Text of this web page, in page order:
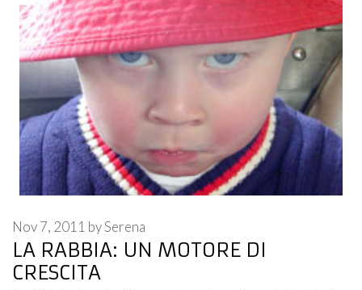
LA RABBIA: UN MOTORE DI
CRESCITA
Nov 7, 2011 bySerena